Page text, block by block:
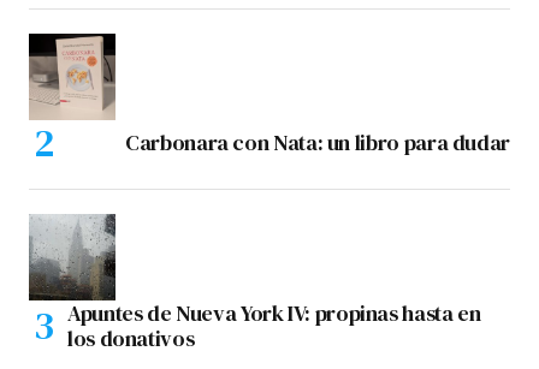
Carbonara con Nata: un libro para dudar
Apuntes de Nueva York IV: propinas hasta en
los donativos